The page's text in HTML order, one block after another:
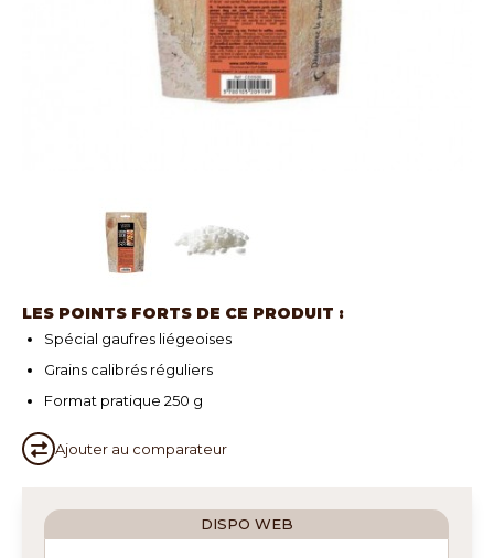
LES POINTS FORTS DE CE PRODUIT :
Spécial gaufres liégeoises
Grains calibrés réguliers
Format pratique 250 g
Ajouter au comparateur
DISPO WEB